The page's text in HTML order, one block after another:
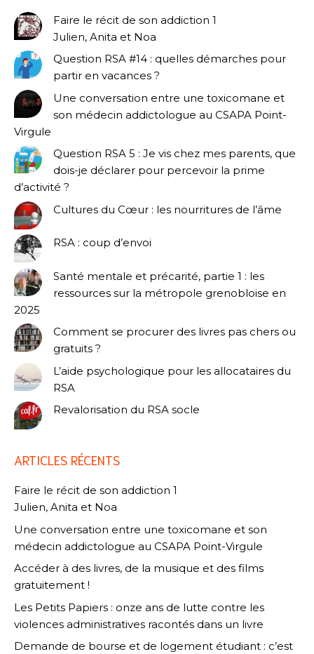
Faire le récit de son addiction 1
Julien, Anita et Noa
Question RSA #14 : quelles démarches pour
partir en vacances ?
Une conversation entre une toxicomane et
son médecin addictologue au CSAPA Point-
Virgule
Question RSA 5 : Je vis chez mes parents, que
dois-je déclarer pour percevoir la prime
d’activité ?
Cultures du Cœur : les nourritures de l’âme
RSA : coup d’envoi
Santé mentale et précarité, partie 1 : les
ressources sur la métropole grenobloise en
2025
Comment se procurer des livres pas chers ou
gratuits ?
L’aide psychologique pour les allocataires du
RSA
Revalorisation du RSA socle
ARTICLES RÉCENTS
Faire le récit de son addiction 1
Julien, Anita et Noa
Une conversation entre une toxicomane et son
médecin addictologue au CSAPA Point-Virgule
Accéder à des livres, de la musique et des films
gratuitement !
Les Petits Papiers : onze ans de lutte contre les
violences administratives racontés dans un livre
Demande de bourse et de logement étudiant : c’est